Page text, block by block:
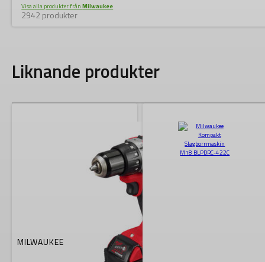
Visa alla produkter frånMilwaukee
2942 produkter
Liknande produkter
MILWAUKEE